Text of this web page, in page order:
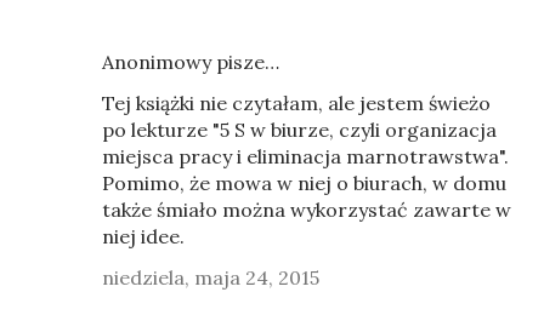
Anonimowy pisze…
Tej książki nie czytałam, ale jestem świeżo
po lekturze "5 S w biurze, czyli organizacja
miejsca pracy i eliminacja marnotrawstwa".
Pomimo, że mowa w niej o biurach, w domu
także śmiało można wykorzystać zawarte w
niej idee.
niedziela, maja 24, 2015